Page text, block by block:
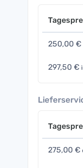
250,00 €
297,50 €
275,00 €